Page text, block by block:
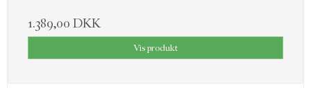
1.389,00 DKK
Vis produkt